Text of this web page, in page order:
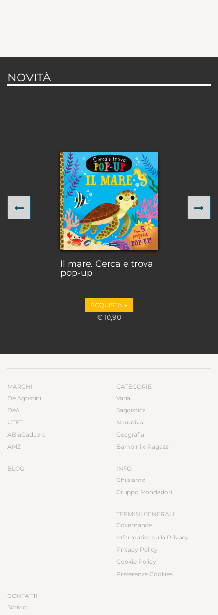
NOVITÀ
Il mare. Cerca e trova
pop-up
ACQUISTA
€ 10,90
Previous
MARCHI
De Agostini
DeA
UTET
ABraCadabra
AMZ
BLOG
CATEGORIE
Varia
Saggistica
Narrativa
Geografia
Bambini e Ragazzi
INFO
Chi siamo
Gruppo Mondadori
TERMINI GENERALI
Governance
Informativa sulla Privacy
Privacy Policy
Cookie Policy
Preferenze Cookies
CONTATTI
Scrivici